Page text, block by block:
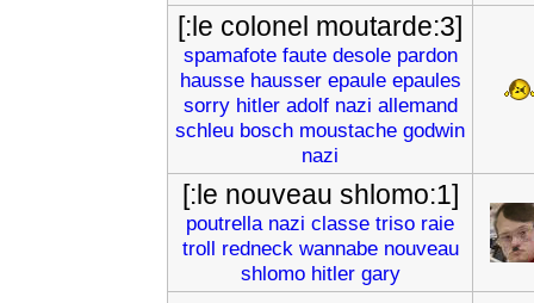
[:le colonel moutarde:3]
spamafote faute desole pardon
hausse hausser epaule epaules
sorry hitler adolf nazi allemand
schleu bosch moustache godwin
nazi
[:le nouveau shlomo:1]
poutrella nazi classe triso raie
troll redneck wannabe nouveau
shlomo hitler gary